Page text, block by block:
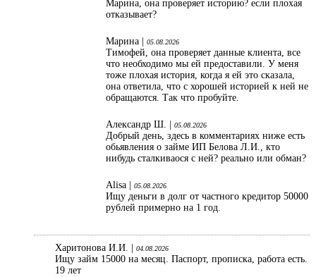
Марина, она проверяет историю? если плохая
отказывает?
Марина | 05.08.2026
Тимофей, она проверяет данные клиента, все
что необходимо мы ей предоставили. У меня
тоже плохая история, когда я ей это сказала,
она ответила, что с хорошей историей к ней не
обращаются. Так что пробуйте.
Александр Ш. | 05.08.2026
Добрый день, здесь в комментариях ниже есть
обьявления о займе ИП Белова Л.И., кто
нибудь сталкиваося с ней? реально или обман?
Alisa | 05.08.2026
Ищу деньги в долг от частного кредитор 50000
рублей примерно на 1 год.
Харитонова И.И. | 04.08.2026
Ищу займ 15000 на месяц. Паспорт, прописка, работа есть.
19 лет